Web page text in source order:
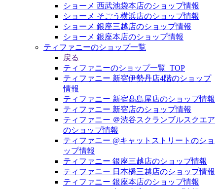
ショーメ 西武池袋本店のショップ情報
ショーメ そごう横浜店のショップ情報
ショーメ 銀座三越店のショップ情報
ショーメ 銀座本店のショップ情報
ティファニーのショップ一覧
戻る
ティファニーのショップ一覧_TOP
ティファニー 新宿伊勢丹店4階のショップ
情報
ティファニー 新宿髙島屋店のショップ情報
ティファニー 新宿店のショップ情報
ティファニー ＠渋谷スクランブルスクエア
のショップ情報
ティファニー @キャットストリートのショ
ップ情報
ティファニー 銀座三越店のショップ情報
ティファニー 日本橋三越店のショップ情報
ティファニー 銀座本店のショップ情報